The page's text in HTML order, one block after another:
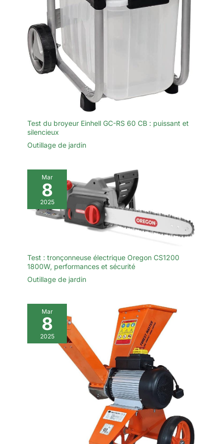
Test du broyeur Einhell GC-RS 60 CB : puissant et
silencieux
Outillage de jardin
Mar
8
2025
Test : tronçonneuse électrique Oregon CS1200
1800W, performances et sécurité
Outillage de jardin
Mar
8
2025